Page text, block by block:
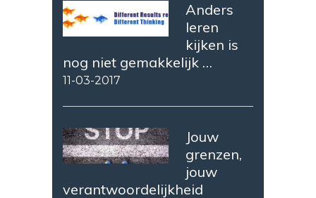
Anders
leren
kijken is
nog niet gemakkelijk …
11-03-2017
Jouw
grenzen,
jouw
verantwoordelijkheid